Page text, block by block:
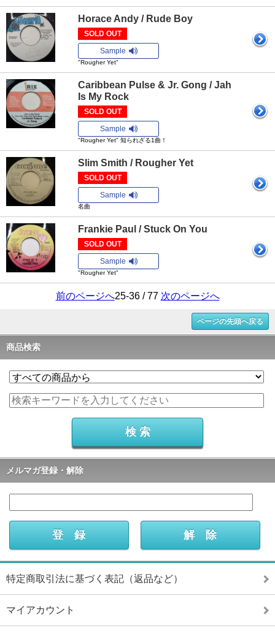
Horace Andy / Rude Boy
SOLD OUT
Sample
"Rougher Yet"
Caribbean Pulse & Jr. Gong / Jah
Is My Rock
SOLD OUT
Sample
"Rougher Yet" 知られざる1曲！
Slim Smith / Rougher Yet
SOLD OUT
Sample
名曲
Frankie Paul / Stuck On You
SOLD OUT
Sample
"Rougher Yet"
前のページへ25-36 / 77 次のページへ
ページの先頭へ戻る
商品検索
メルマガ登録・解除
特定商取引法に基づく表記（返品など）
マイアカウント